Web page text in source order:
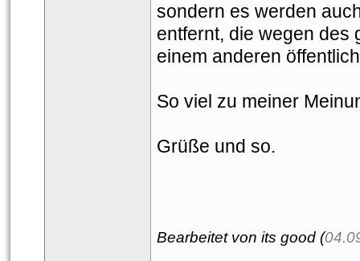
ondern es werden
entfernt, die wegen des
einem anderen
So viel zu meiner
Grüße und so.
Bearbeitet von its good (